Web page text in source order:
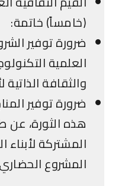
(خامساً) خاتمة:
ضرورة توفير الشروط
العلمية
والثقافة الذاتية
ضرورة توفير المناخ
هذه الثورة، عن
المشتركة لأبناء
المشروع الحضاري